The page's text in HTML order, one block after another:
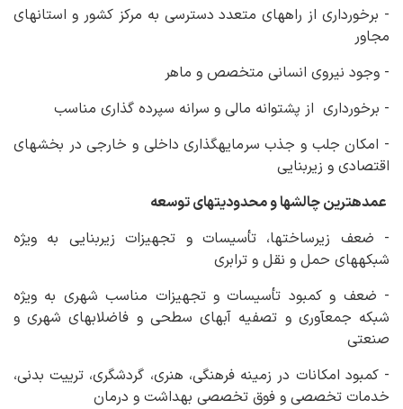
- برخورداری از راه‏های متعدد دسترسی به مرکز کشور و استان‏های
مجاور
- وجود نیروی انسانی متخصص و ماهر
- برخورداری از پشتوانه مالی و سرانه سپرده گذاری مناسب
- امکان جلب و جذب سرمایه‏گذاری داخلی و خارجی در بخش‏های
اقتصادی و زیربنایی
عمده‏ترین چالش‏ها و محدودیت‏های توسعه
- ضعف زیرساخت‏ها، تأسیسات و تجهیزات زیربنایی به ویژه
شبکه‏های حمل و نقل و ترابری
- ضعف و کمبود تأسیسات و تجهیزات مناسب شهری به ویژه
شبکه جمع‏آوری و تصفیه آب‏های سطحی و فاضلاب‏های شهری و
صنعتی
- کمبود امکانات در زمینه فرهنگی، هنری، گردشگری، ترییت بدنی،
خدمات تخصصی و فوق تخصصی بهداشت و درمان